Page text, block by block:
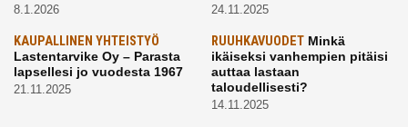
8.1.2026 24.11.2025
KAUPALLINEN YHTEISTYÖ
Lastentarvike Oy – Parasta
lapsellesi jo vuodesta 1967
21.11.2025
RUUHKAVUODETMinkä
ikäiseksi vanhempien pitäisi
auttaa lastaan
taloudellisesti?
14.11.2025